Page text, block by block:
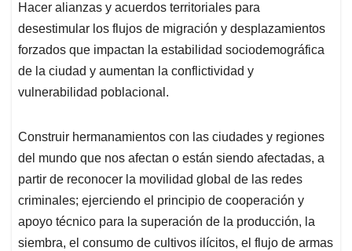
Hacer alianzas y acuerdos territoriales para
desestimular los flujos de migración y desplazamientos
forzados que impactan la estabilidad sociodemográfica
de la ciudad y aumentan la conflictividad y
vulnerabilidad poblacional.
Construir hermanamientos con las ciudades y regiones
del mundo que nos afectan o están siendo afectadas, a
partir de reconocer la movilidad global de las redes
criminales; ejerciendo el principio de cooperación y
apoyo técnico para la superación de la producción, la
siembra, el consumo de cultivos ilícitos, el flujo de armas